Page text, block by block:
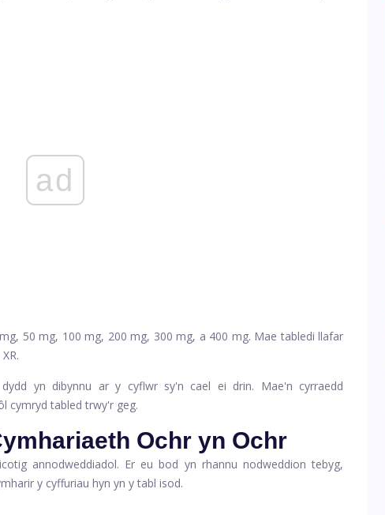
ad
50 mg, 100 mg, 200 mg, 300 mg, a 400 mg. Mae tabledi llafar
yn dibynnu ar y cyflwr sy'n cael ei drin. Mae'n cyrraedd
cymryd tabled trwy'r geg.
Ochr yn Ochr
annodweddiadol. Er eu bod yn rhannu nodweddion tebyg,
y cyffuriau hyn yn y tabl isod.